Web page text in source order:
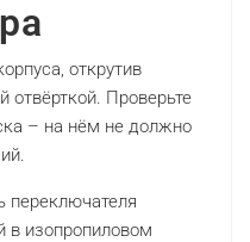
открутив
отвёрткой. Проверьте
– на нём не должно
переключателя
в изопропиловом